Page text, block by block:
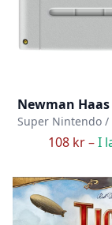
Newman
Super Nintendo /
108 kr –I